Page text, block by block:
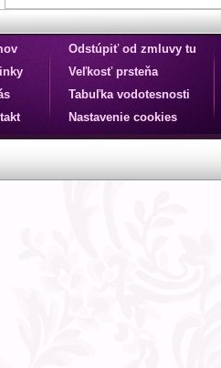
Odstúpiť od zmluvy tu
Veľkosť prsteňa
Tabuľka vodotesnosti
Nastavenie cookies